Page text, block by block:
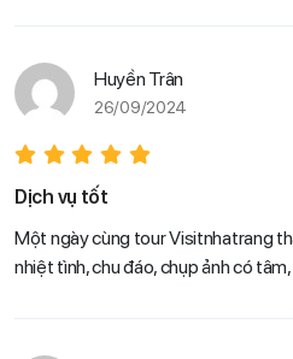
Huyền Trân
26/09/2024
Dịch vụ tốt
Một ngày cùng tour Visitnhatrang
nhiệt tình, chu đáo, chụp ảnh có